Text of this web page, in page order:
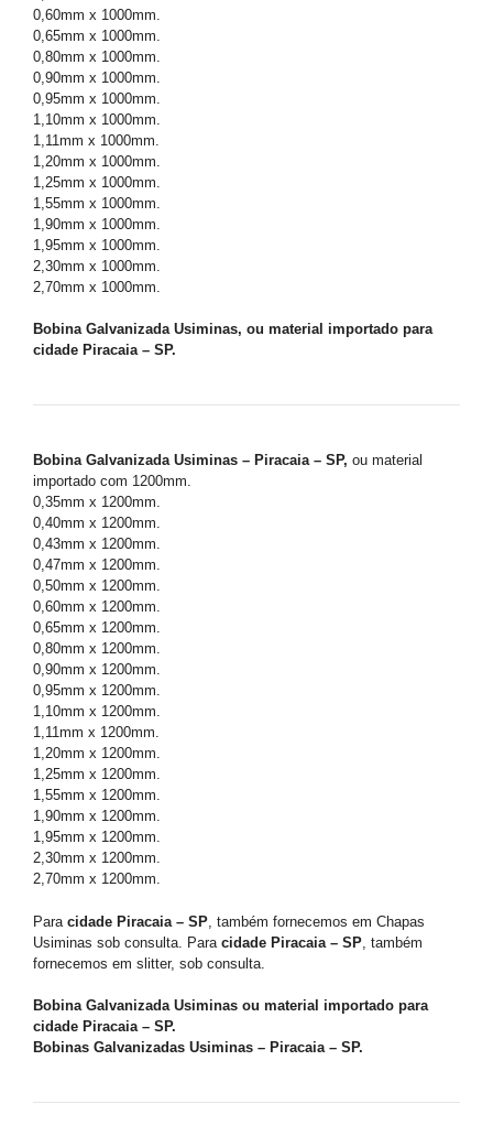
0,60mm x 1000mm.
0,65mm x 1000mm.
0,80mm x 1000mm.
0,90mm x 1000mm.
0,95mm x 1000mm.
1,10mm x 1000mm.
1,11mm x 1000mm.
1,20mm x 1000mm.
1,25mm x 1000mm.
1,55mm x 1000mm.
1,90mm x 1000mm.
1,95mm x 1000mm.
2,30mm x 1000mm.
2,70mm x 1000mm.
Bobina Galvanizada Usiminas, ou material importado para
cidade Piracaia – SP.
Bobina Galvanizada Usiminas – Piracaia – SP, ou material
importado com 1200mm.
0,35mm x 1200mm.
0,40mm x 1200mm.
0,43mm x 1200mm.
0,47mm x 1200mm.
0,50mm x 1200mm.
0,60mm x 1200mm.
0,65mm x 1200mm.
0,80mm x 1200mm.
0,90mm x 1200mm.
0,95mm x 1200mm.
1,10mm x 1200mm.
1,11mm x 1200mm.
1,20mm x 1200mm.
1,25mm x 1200mm.
1,55mm x 1200mm.
1,90mm x 1200mm.
1,95mm x 1200mm.
2,30mm x 1200mm.
2,70mm x 1200mm.
Para cidade Piracaia – SP , também fornecemos em Chapas
Usiminas sob consulta. Para cidade Piracaia – SP , também
fornecemos em slitter, sob consulta.
Bobina Galvanizada Usiminas ou material importado para
cidade Piracaia – SP.
Bobinas Galvanizadas Usiminas – Piracaia – SP.